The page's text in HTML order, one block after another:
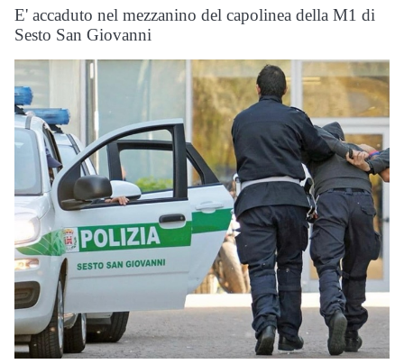
E' accaduto nel mezzanino del capolinea della M1 di
Sesto San Giovanni